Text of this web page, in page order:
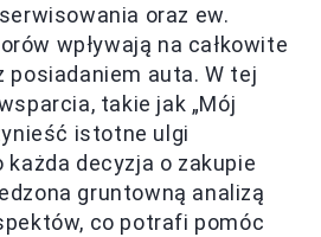
oraz ew.
wpływają na całkowite
posiadaniem auta. W tej
takie jak „Mój
istotne ulgi
decyzja o zakupie
gruntowną analizą
co potrafi pomóc